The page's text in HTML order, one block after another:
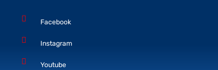
Facebook
Instagram
Youtube